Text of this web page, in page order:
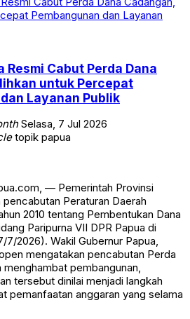
Resmi Cabut Perda Dana
untuk Percepat
Layanan Publik
Selasa, 7 Jul 2026
topik papua
— Pemerintah Provinsi
Peraturan Daerah
2010 tentang Pembentukan Dana
Paripurna VII DPR Papua di
7/2026). Wakil Gubernur Papua,
mengatakan pencabutan Perda
pembangunan,
tersebut dinilai menjadi langkah
pemanfaatan anggaran yang selama